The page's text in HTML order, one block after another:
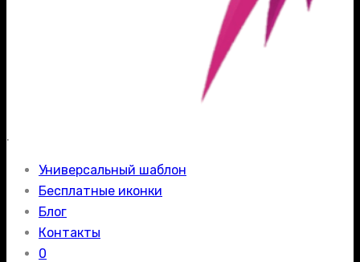
.
Универсальный шаблон
Бесплатные иконки
Блог
Контакты
0